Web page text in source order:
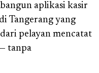
aplikasi kasir
Tangerang yang
pelayan mencatat
tanpa